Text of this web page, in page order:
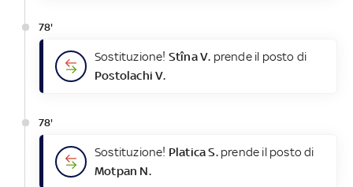
78'
Sostituzione! Stîna V. prende il posto di
Postolachi V.
78'
Sostituzione! Platica S.prende il posto di
Motpan N.